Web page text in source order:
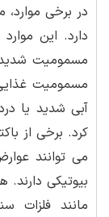
در برخی
دارد. این
مسمومیت
مسمومیت
آبی شدید یا
کرد. برخی از
می توانند
بیوتیکی
مانند فلزات